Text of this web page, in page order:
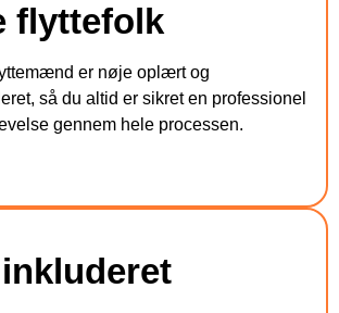
flyttefolk
er nøje oplært og
så du altid er sikret en professionel
gennem hele processen.